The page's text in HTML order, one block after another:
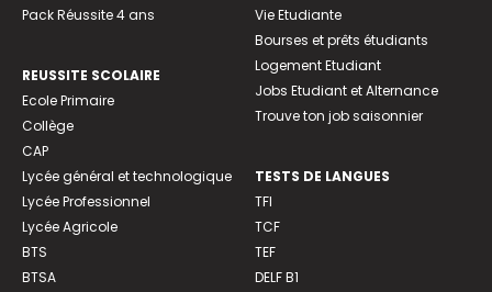
Pack Réussite 4 ans
REUSSITE SCOLAIRE
Ecole Primaire
Collège
CAP
Lycée général et technologique
Lycée Professionnel
Lycée Agricole
BTS
BTSA
Vie Etudiante
Bourses et prêts étudiants
Logement Etudiant
Jobs Etudiant et Alternance
Trouve ton job saisonnier
TESTS DE LANGUES
TFI
TCF
TEF
DELF B1